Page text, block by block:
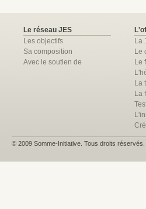
Le réseau JES
Les objectifs
Sa composition
Avec le soutien de
La
Le
Le
La
La
© 2009 Somme-Initiative. Tous droits réservés.